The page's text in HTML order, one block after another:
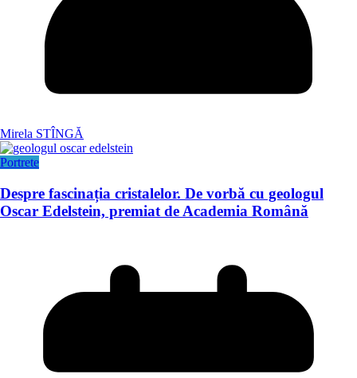
Mirela STÎNGĂ
Portrete
Despre fascinația cristalelor. De vorbă cu geologul
Oscar Edelstein, premiat de Academia Română